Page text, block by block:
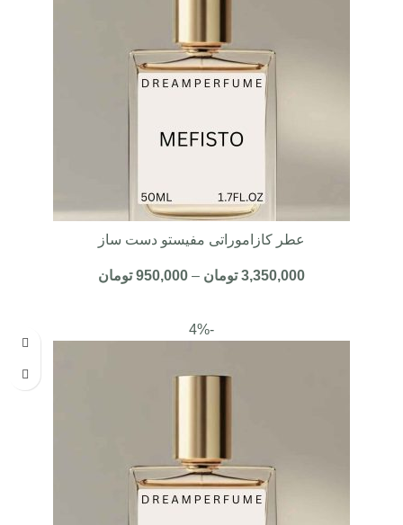
عطر کازاموراتی مفیستو دست ساز
3,350,000 تومان –
950,000 تومان
-4%